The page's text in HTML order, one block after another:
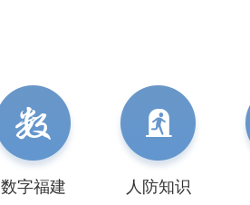

数字福建

人防知识